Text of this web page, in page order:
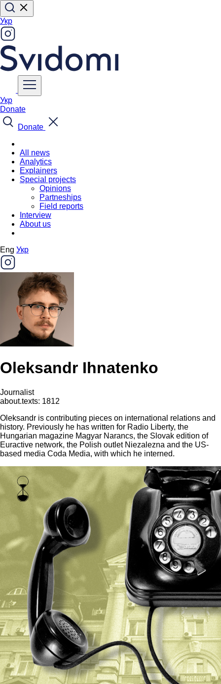
Укр
Укр
Donate
Donate
All news
Analytics
Explainers
Special projects
Opinions
Partneships
Field reports
Interview
About us
Eng Укр
Oleksandr Ihnatenko
Journalist
about.texts: 1812
Oleksandr is contributing pieces on international relations and
history. Previously he has written for Radio Liberty, the
Hungarian magazine Magyar Narancs, the Slovak edition of
Euractive network, the Polish outlet Niezalezna and the US-
based media Coda Media, with which he interned.